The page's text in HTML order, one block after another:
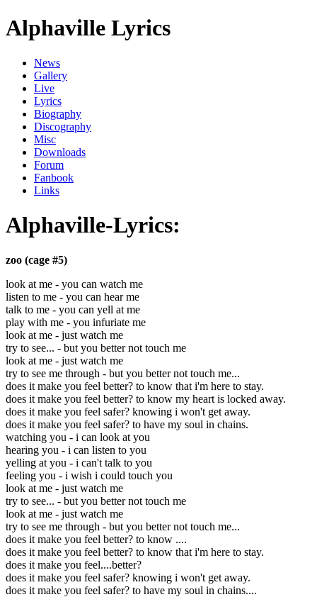
Alphaville Lyrics
News
Gallery
Live
Lyrics
Biography
Discography
Misc
Downloads
Forum
Fanbook
Links
Alphaville-Lyrics:
zoo (cage #5)
look at me - you can watch me
listen to me - you can hear me
talk to me - you can yell at me
play with me - you infuriate me
look at me - just watch me
try to see... - but you better not touch me
look at me - just watch me
try to see me through - but you better not touch me...
does it make you feel better? to know that i'm here to stay.
does it make you feel better? to know my heart is locked away.
does it make you feel safer? knowing i won't get away.
does it make you feel safer? to have my soul in chains.
watching you - i can look at you
hearing you - i can listen to you
yelling at you - i can't talk to you
feeling you - i wish i could touch you
look at me - just watch me
try to see... - but you better not touch me
look at me - just watch me
try to see me through - but you better not touch me...
does it make you feel better? to know ....
does it make you feel better? to know that i'm here to stay.
does it make you feel....better?
does it make you feel safer? knowing i won't get away.
does it make you feel safer? to have my soul in chains....